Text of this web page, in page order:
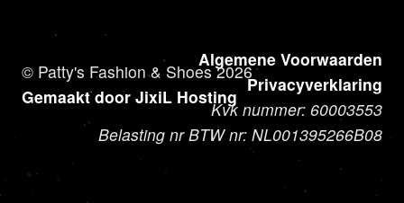
© Patty's Fashion & Shoes 2026
Gemaakt door JixiL Hosting
Algemene Voorwaarden
Privacyverklaring
Kvk nummer: 60003553
Belasting nr BTW nr: NL001395266B08